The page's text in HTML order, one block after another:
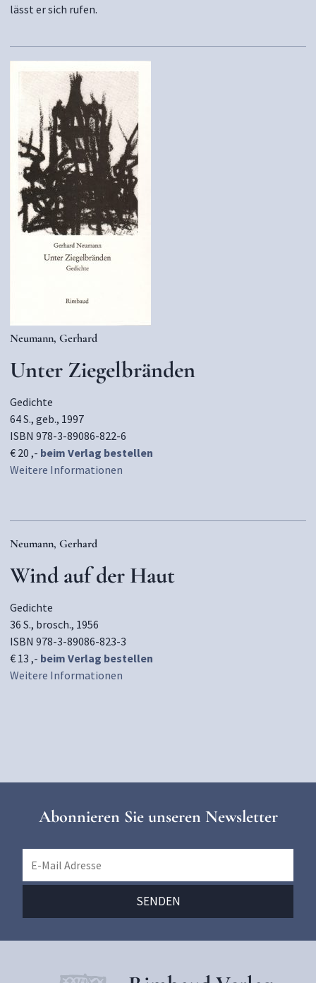
lässt er sich rufen.
Neumann, Gerhard
Unter Ziegelbränden
Gedichte
64 S., geb., 1997
ISBN 978-3-89086-822-6
€ 20 ,- beim Verlag bestellen
Weitere Informationen
Neumann, Gerhard
Wind auf der Haut
Gedichte
36 S., brosch., 1956
ISBN 978-3-89086-823-3
€ 13 ,- beim Verlag bestellen
Weitere Informationen
Abonnieren Sie unseren Newsletter